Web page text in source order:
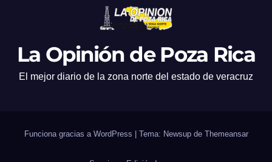
La Opinión de Poza Rica
El mejor diario de la zona norte del estado de veracruz
Funciona gracias a WordPress Tema: Newsup de Themeansar